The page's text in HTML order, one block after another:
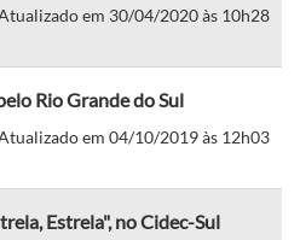
em 30/04/2020 às 10h28
Rio Grande do Sul
em 04/10/2019 às 12h03
Estrela", no Cidec-Sul